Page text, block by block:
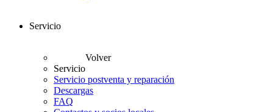
Servicio
Volver
Servicio
Servicio postventa y reparación
Descargas
FAQ